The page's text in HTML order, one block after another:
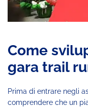
Come
gara trail
Prima di entrare negli
comprendere che un